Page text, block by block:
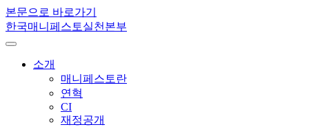
본문으로 바로가기
한국매니페스토실천본부
소개
매니페스토란
연혁
CI
재정공개